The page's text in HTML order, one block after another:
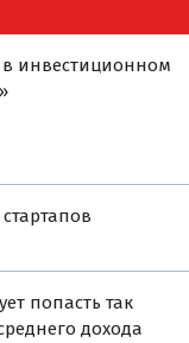
в инвестиционном
попасть так
дохода